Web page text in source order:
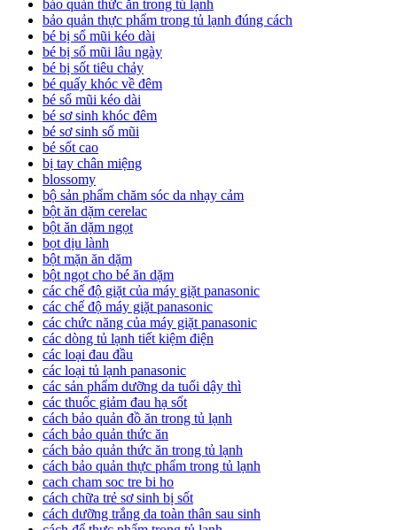
bảo quản thức ăn trong tủ lạnh
bảo quản thực phẩm trong tủ lạnh đúng cách
bé bị sổ mũi kéo dài
bé bị sổ mũi lâu ngày
bé bị sốt tiêu chảy
bé quấy khóc về đêm
bé sổ mũi kéo dài
bé sơ sinh khóc đêm
bé sơ sinh sổ mũi
bé sốt cao
bị tay chân miệng
blossomy
bộ sản phẩm chăm sóc da nhạy cảm
bột ăn dặm cerelac
bột ăn dặm ngọt
bọt dịu lành
bột mặn ăn dặm
bột ngọt cho bé ăn dặm
các chế độ giặt của máy giặt panasonic
các chế độ máy giặt panasonic
các chức năng của máy giặt panasonic
các dòng tủ lạnh tiết kiệm điện
các loại đau đầu
các loại tủ lạnh panasonic
các sản phẩm dưỡng da tuổi dậy thì
các thuốc giảm đau hạ sốt
cách bảo quản đồ ăn trong tủ lạnh
cách bảo quản thức ăn
cách bảo quản thức ăn trong tủ lạnh
cách bảo quản thực phẩm trong tủ lạnh
cach cham soc tre bi ho
cách chữa trẻ sơ sinh bị sốt
cách dưỡng trắng da toàn thân sau sinh